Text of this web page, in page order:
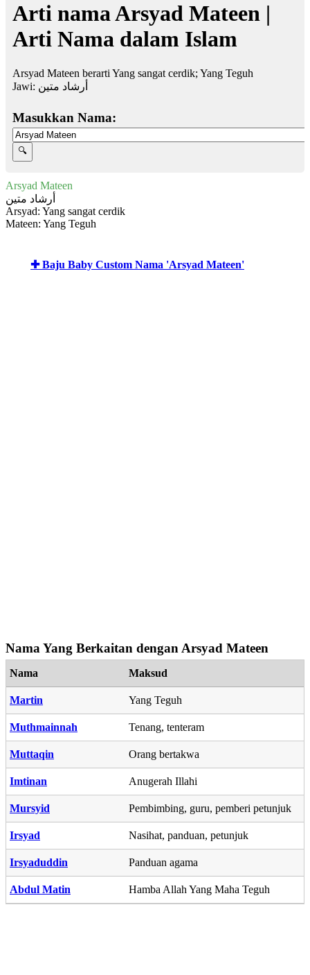
Arti nama Arsyad Mateen |
Arti Nama dalam Islam
Arsyad Mateen berarti Yang sangat cerdik; Yang Teguh
Jawi: أرشاد متين
Masukkan Nama:
Arsyad Mateen
أرشاد متين
Arsyad: Yang sangat cerdik
Mateen: Yang Teguh
✚ Baju Baby Custom Nama 'Arsyad Mateen'
Nama Yang Berkaitan dengan Arsyad Mateen
Nama Maksud
Martin Yang Teguh
Muthmainnah Tenang, tenteram
Muttaqin Orang bertakwa
Imtinan Anugerah Illahi
Mursyid Pembimbing, guru, pemberi petunjuk
Irsyad Nasihat, panduan, petunjuk
Irsyaduddin Panduan agama
Abdul Matin Hamba Allah Yang Maha Teguh